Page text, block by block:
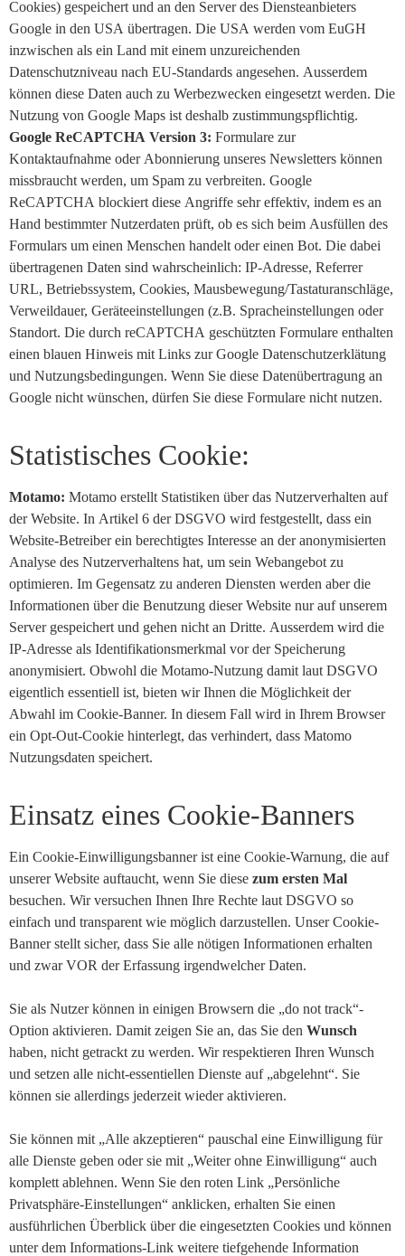
Cookies) gespeichert und an den Server des Diensteanbieters
Google in den USA übertragen. Die USA werden vom EuGH
inzwischen als ein Land mit einem unzureichenden
Datenschutzniveau nach EU-Standards angesehen. Ausserdem
können diese Daten auch zu Werbezwecken eingesetzt werden. Die
Nutzung von Google Maps ist deshalb zustimmungspflichtig.
Google ReCAPTCHA Version 3: Formulare zur
Kontaktaufnahme oder Abonnierung unseres Newsletters können
missbraucht werden, um Spam zu verbreiten. Google
ReCAPTCHA blockiert diese Angriffe sehr effektiv, indem es an
Hand bestimmter Nutzerdaten prüft, ob es sich beim Ausfüllen des
Formulars um einen Menschen handelt oder einen Bot. Die dabei
übertragenen Daten sind wahrscheinlich: IP-Adresse, Referrer
URL, Betriebssystem, Cookies, Mausbewegung/Tastaturanschläge,
Verweildauer, Geräteeinstellungen (z.B. Spracheinstellungen oder
Standort. Die durch reCAPTCHA geschützten Formulare enthalten
einen blauen Hinweis mit Links zur Google Datenschutzerklätung
und Nutzungsbedingungen. Wenn Sie diese Datenübertragung an
Google nicht wünschen, dürfen Sie diese Formulare nicht nutzen.
Statistisches Cookie:
Motamo: Motamo erstellt Statistiken über das Nutzerverhalten auf
der Website. In Artikel 6 der DSGVO wird festgestellt, dass ein
Website-Betreiber ein berechtigtes Interesse an der anonymisierten
Analyse des Nutzerverhaltens hat, um sein Webangebot zu
optimieren. Im Gegensatz zu anderen Diensten werden aber die
Informationen über die Benutzung dieser Website nur auf unserem
Server gespeichert und gehen nicht an Dritte. Ausserdem wird die
IP-Adresse als Identifikationsmerkmal vor der Speicherung
anonymisiert. Obwohl die Motamo-Nutzung damit laut DSGVO
eigentlich essentiell ist, bieten wir Ihnen die Möglichkeit der
Abwahl im Cookie-Banner. In diesem Fall wird in Ihrem Browser
ein Opt-Out-Cookie hinterlegt, das verhindert, dass Matomo
Nutzungsdaten speichert.
Einsatz eines Cookie-Banners
Ein Cookie-Einwilligungsbanner ist eine Cookie-Warnung, die auf
unserer Website auftaucht, wenn Sie diese zum ersten Mal
besuchen. Wir versuchen Ihnen Ihre Rechte laut DSGVO so
einfach und transparent wie möglich darzustellen. Unser Cookie-
Banner stellt sicher, dass Sie alle nötigen Informationen erhalten
und zwar VOR der Erfassung irgendwelcher Daten.
Sie als Nutzer können in einigen Browsern die „do not track“-
Option aktivieren. Damit zeigen Sie an, das Sie den Wunsch
haben, nicht getrackt zu werden. Wir respektieren Ihren Wunsch
und setzen alle nicht-essentiellen Dienste auf „abgelehnt“. Sie
können sie allerdings jederzeit wieder aktivieren.
Sie können mit „Alle akzeptieren“ pauschal eine Einwilligung für
alle Dienste geben oder sie mit „Weiter ohne Einwilligung“ auch
komplett ablehnen. Wenn Sie den roten Link „Persönliche
Privatsphäre-Einstellungen“ anklicken, erhalten Sie einen
ausführlichen Überblick über die eingesetzten Cookies und können
unter dem Informations-Link weitere tiefgehende Information